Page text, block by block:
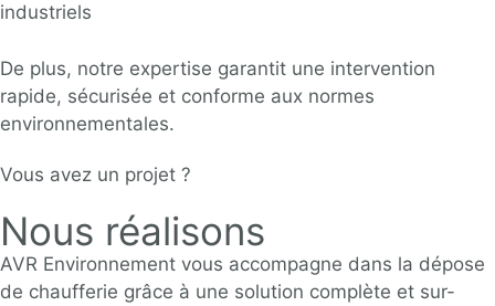
industriels
De plus, notre expertise garantit une intervention
rapide, sécurisée et conforme aux normes
environnementales.
Vous avez un projet ?
Nous réalisons
AVR Environnement vous accompagne dans la dépose
de chaufferie grâce à une solution complète et sur-